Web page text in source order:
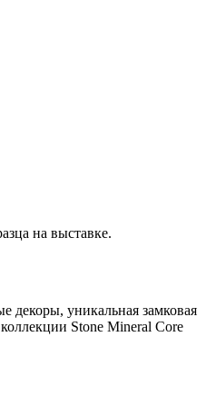
на выставке.
декоры, уникальная замковая
Stone Mineral Core